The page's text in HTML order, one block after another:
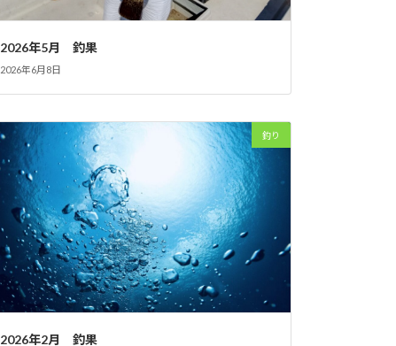
2026年5月 釣果
2026年6月8日
釣り
2026年2月 釣果